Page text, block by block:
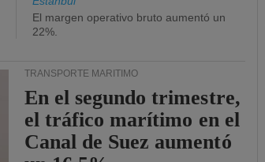
El margen operativo bruto aumentó un
22%.
TRANSPORTE MARÍTIMO
En el segundo trimestre,
el tráfico marítimo en el
Canal de Suez aumentó